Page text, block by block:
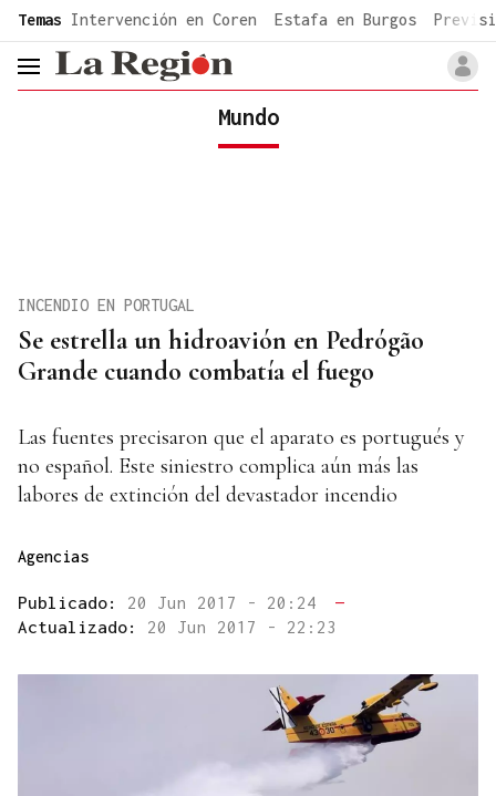
common.go-to-content
Temas Intervención en Coren Estafa en Burgos
header.menu.open
Mundo
Se estrella un hidroavión en Pedrógão
Grande cuando combatía el fuego
INCENDIO EN PORTUGAL
Las fuentes precisaron que el aparato es portugués y
no español. Este siniestro complica aún más las
labores de extinción del devastador incendio
Agencias
Publicado: 20 Jun 2017 - 20:24
—
Actualizado: 20 Jun 2017 - 22:23